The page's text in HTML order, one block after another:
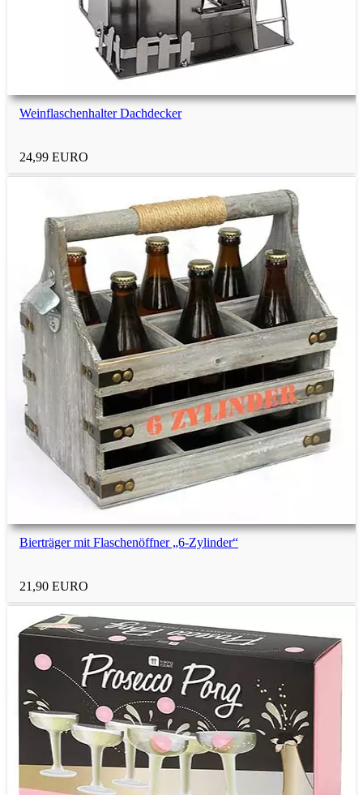
Weinflaschenhalter Dachdecker
24,99 EURO
Bierträger mit Flaschenöffner „6-Zylinder“
21,90 EURO